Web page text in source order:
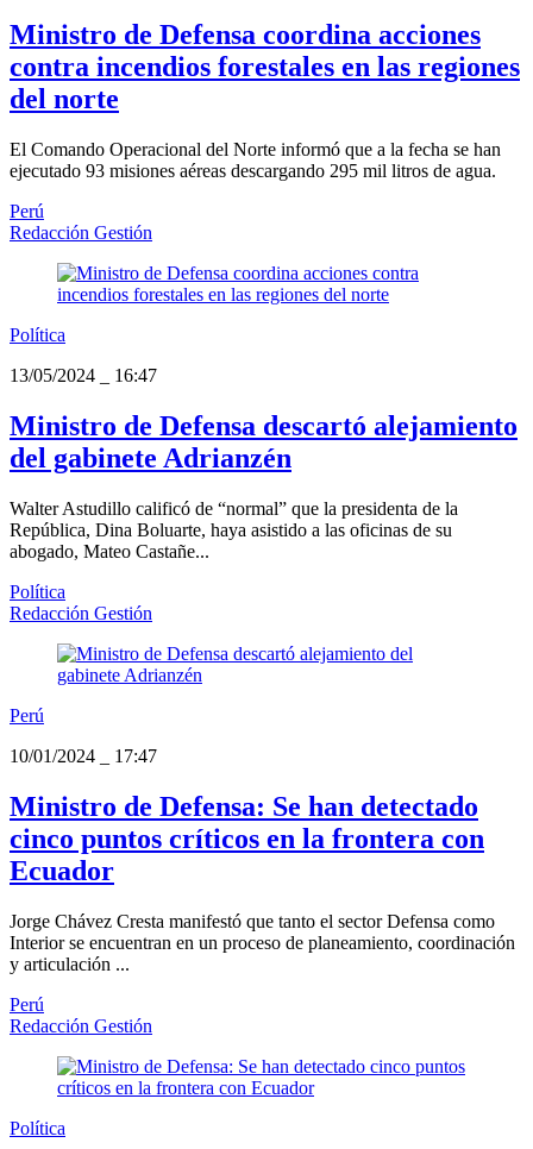
Ministro de Defensa coordina acciones
contra incendios forestales en las regiones
del norte
El Comando Operacional del Norte informó que a la fecha se han
ejecutado 93 misiones aéreas descargando 295 mil litros de agua.
Perú
Redacción Gestión
Política
13/05/2024
16:47
Ministro de Defensa descartó alejamiento
del gabinete Adrianzén
Walter Astudillo calificó de “normal” que la presidenta de la
República, Dina Boluarte, haya asistido a las oficinas de su
abogado, Mateo Castañe...
Política
Redacción Gestión
Perú
10/01/2024
17:47
Ministro de Defensa: Se han detectado
cinco puntos críticos en la frontera con
Ecuador
Jorge Chávez Cresta manifestó que tanto el sector Defensa como
Interior se encuentran en un proceso de planeamiento, coordinación
y articulación ...
Perú
Redacción Gestión
Política